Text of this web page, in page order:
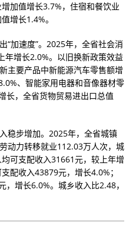
加值增长3.7%，住宿和餐饮业
增长1.4%。
“加速度”。2025年，全省社会消
年增长2.0%。以旧换新政策效益
主要产品中新能源汽车零售额增
、智能家用电器和音像器材零
长，全省货物贸易进出口总值
稳步增加。2025年，全省城镇
动力转移就业112.03万人次，城
可支配收入31661元，较上年增
配收入43879元，增长4.0%；
增长6.0%。城乡收入比2.48，